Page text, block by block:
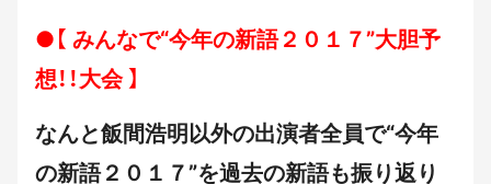
●【 みんなで“今年の新語２０１７”大胆予
想！！大会 】
なんと飯間浩明以外の出演者全員で“今年
の新語２０１７”を過去の新語も振り返り